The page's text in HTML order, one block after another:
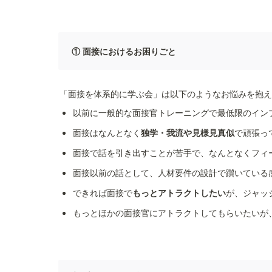
① 面接におけるお困りごと
以前に一般的な面接官トレーニングで最低限のイ
面接はなんとなく 独学・我流や見様見真似で頑張っ
面接で話を引き出すことが苦手で、なんとなくフ
面接以前の話として、人材要件の設計で躓いてい
できれば面接でもっとアトラクトしたいが、ジャッ
もっとほかの面接官にアトラクトしてもらいたい